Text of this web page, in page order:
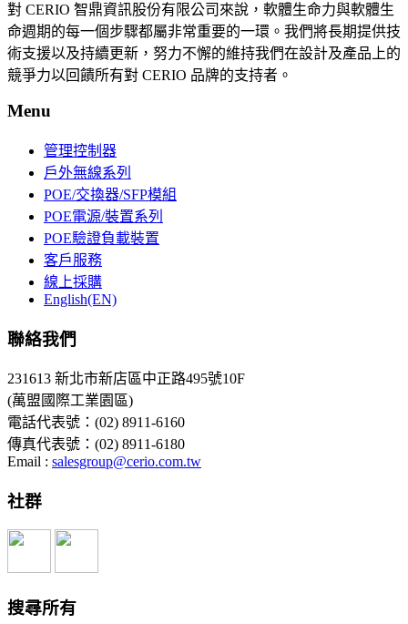
對 CERIO 智鼎資訊股份有限公司來說，軟體生命力與軟體生
命週期的每一個步驟都屬非常重要的一環。我們將長期提供技
術支援以及持續更新，努力不懈的維持我們在設計及產品上的
競爭力以回饋所有對 CERIO 品牌的支持者。
Menu
管理控制器
戶外無線系列
POE/交換器/SFP模組
POE電源/裝置系列
POE驗證負載裝置
客戶服務
線上採購
English(EN)
聯絡我們
231613 新北市新店區中正路495號10F
(萬盟國際工業園區)
電話代表號：(02) 8911-6160
傳真代表號：(02) 8911-6180
Email : salesgroup@cerio.com.tw
社群
搜尋所有